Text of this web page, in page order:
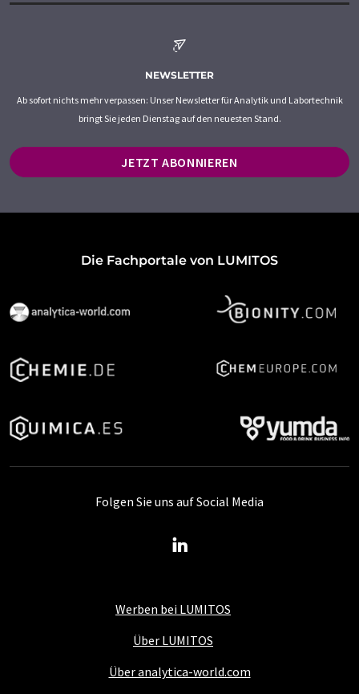
NEWSLETTER
Ab sofort nichts mehr verpassen: Unser Newsletter für Analytik und Labortechnik
bringt Sie jeden Dienstag auf den neuesten Stand.
JETZT ABONNIEREN
Die Fachportale von LUMITOS
Werben bei LUMITOS
Über LUMITOS
Über analytica-world.com
Folgen Sie uns auf Social Media